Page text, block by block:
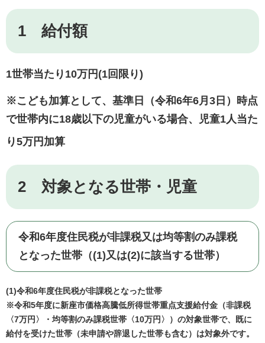
1 給付額
1世帯当たり10万円(1回限り)
※こども加算として、基準日（令和6年6月3日）時点
で世帯内に18歳以下の児童がいる場合、児童1人当た
り5万円加算
2 対象となる世帯・児童
令和6年度住民税が非課税又は均等割のみ課税
となった世帯（(1)又は(2)に該当する世帯）
(1)令和6年度住民税が非課税となった世帯
※令和5年度に新座市価格高騰低所得世帯重点支援給付金（非課税
〈7万円〉・均等割のみ課税世帯〈10万円〉）の対象世帯で、既に
給付を受けた世帯（未申請や辞退した世帯も含む）は対象外です。